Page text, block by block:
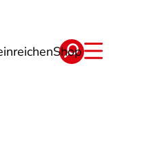
Shop
Verträge